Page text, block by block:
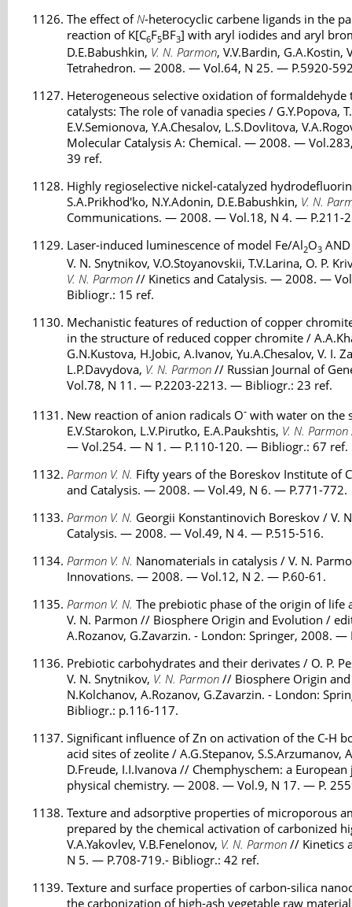
The effect of N-heterocyclic carbene ligands in the
reaction of K[C6F5BF3] with aryl iodides and aryl
D.E.Babushkin, V. N. Parmon, V.V.Bardin, G.A.Kostin,
Tetrahedron. — 2008. — Vol.64, N 25. — P.5920-
Heterogeneous selective oxidation of
catalysts: The role of vanadia species / G.Y.Popova,
E.V.Semionova, Y.A.Chesalov, L.S.Dovlitova,
Molecular Catalysis A: Chemical. — 2008. —
39 ref.
Highly regioselective nickel-catalyzed
S.A.Prikhod'ko, N.Y.Adonin, D.E.Babushkin, V. N.
Communications. — 2008. — Vol.18, N 4. — P.211-
Laser-induced luminescence of model Fe/Al2O3
V. N. Snytnikov, V.O.Stoyanovskii, T.V.Larina, O. P.
V. N. Parmon // Kinetics and Catalysis. — 2008. —
Bibliogr.: 15 ref.
Mechanistic features of reduction of copper
in the structure of reduced copper chromite /
G.N.Kustova, H.Jobic, A.Ivanov, Yu.A.Chesalov, V. I.
L.P.Davydova, V. N. Parmon // Russian Journal of
Vol.78, N 11. — P.2203-2213. — Bibliogr.: 23 ref.
New reaction of anion radicals O- with water on the
E.V.Starokon, L.V.Pirutko, E.A.Paukshtis, V. N. Parmon
— Vol.254. — N 1. — P.110-120. — Bibliogr.: 67 ref.
Parmon V. N. Fifty years of the Boreskov Institute of
and Catalysis. — 2008. — Vol.49, N 6. — P.771-772.
Parmon V. N. Georgii Konstantinovich Boreskov / V.
Catalysis. — 2008. — Vol.49, N 4. — P.515-516.
Parmon V. N. Nanomaterials in catalysis / V. N.
Innovations. — 2008. — Vol.12, N 2. — P.60-61.
Parmon V. N. The prebiotic phase of the origin of life
V. N. Parmon // Biosphere Origin and Evolution /
A.Rozanov, G.Zavarzin. - London: Springer, 2008.
Prebiotic carbohydrates and their derivates / O. P.
V. N. Snytnikov, V. N. Parmon // Biosphere Origin
N.Kolchanov, A.Rozanov, G.Zavarzin. - London:
Bibliogr.: p.116-117.
Significant influence of Zn on activation of the C-H
acid sites of zeolite / A.G.Stepanov, S.S.Arzumanov,
D.Freude, I.I.Ivanova // Chemphyschem: a
physical chemistry. — 2008. — Vol.9, N 17. — P.
Texture and adsorptive properties of microporous
prepared by the chemical activation of carbonized
V.A.Yakovlev, V.B.Fenelonov, V. N. Parmon // Kinetics
N 5. — P.708-719.- Bibliogr.: 42 ref.
Texture and surface properties of carbon-silica
the carbonization of high-ash vegetable raw